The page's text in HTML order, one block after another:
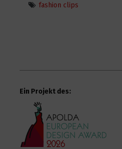
Danish Modern
fashion clips
Ein Projekt des: